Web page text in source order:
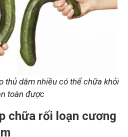
thủ dâm nhiều có thể chữa khỏi
toàn được
chữa rối loạn cương